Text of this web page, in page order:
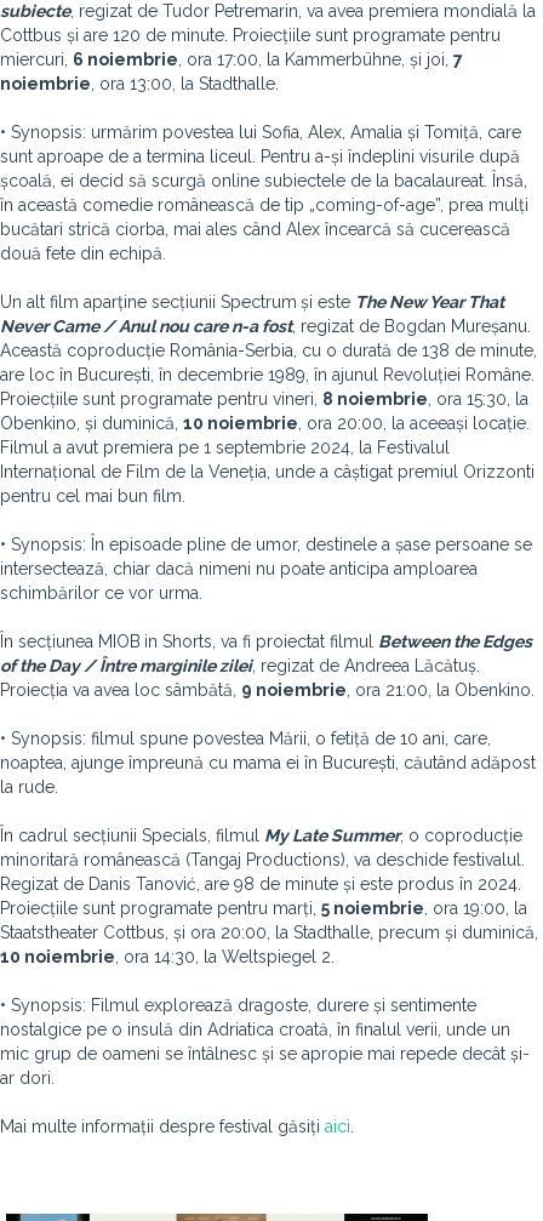
subiecte, regizat de Tudor Petremarin, va avea premiera mondială la
Cottbus și are 120 de minute. Proiecțiile sunt programate pentru
miercuri, 6 noiembrie , ora 17:00, la Kammerbühne, și joi, 7
noiembrie , ora 13:00, la Stadthalle.
• Synopsis: urmărim povestea lui Sofia, Alex, Amalia și Tomiță, care
sunt aproape de a termina liceul. Pentru a-și îndeplini visurile după
școală, ei decid să scurgă online subiectele de la bacalaureat. Însă,
în această comedie românească de tip „coming-of-age”, prea mulți
bucătari strică ciorba, mai ales când Alex încearcă să cucerească
două fete din echipă.
Un alt film aparține secțiunii Spectrum și este The New Year That
Never Came / Anul nou care n-a fost, regizat de Bogdan Mureșanu.
Această coproducție România-Serbia, cu o durată de 138 de minute,
are loc în București, în decembrie 1989, în ajunul Revoluției Române.
Proiecțiile sunt programate pentru vineri, 8 noiembrie , ora 15:30, la
Obenkino, și duminică, 10 noiembrie , ora 20:00, la aceeași locație.
Filmul a avut premiera pe 1 septembrie 2024, la Festivalul
Internațional de Film de la Veneția, unde a câștigat premiul Orizzonti
pentru cel mai bun film.
• Synopsis: În episoade pline de umor, destinele a șase persoane se
intersectează, chiar dacă nimeni nu poate anticipa amploarea
schimbărilor ce vor urma.
În secțiunea MIOB in Shorts, va fi proiectat filmul Between the Edges
of the Day / Între marginile zilei, regizat de Andreea Lăcătuș.
Proiecția va avea loc sâmbătă, 9 noiembrie , ora 21:00, la Obenkino.
• Synopsis: filmul spune povestea Mării, o fetiță de 10 ani, care,
noaptea, ajunge împreună cu mama ei în București, căutând adăpost
la rude.
În cadrul secțiunii Specials, filmul My Late Summer, o coproducție
minoritară românească (Tangaj Productions), va deschide festivalul.
Regizat de Danis Tanović, are 98 de minute și este produs în 2024.
Proiecțiile sunt programate pentru marți, 5 noiembrie , ora 19:00, la
Staatstheater Cottbus, și ora 20:00, la Stadthalle, precum și duminică,
10 noiembrie , ora 14:30, la Weltspiegel 2.
• Synopsis: Filmul explorează dragoste, durere și sentimente
nostalgice pe o insulă din Adriatica croată, în finalul verii, unde un
mic grup de oameni se întâlnesc și se apropie mai repede decât și-
ar dori.
Mai multe informații despre festival găsiți aici